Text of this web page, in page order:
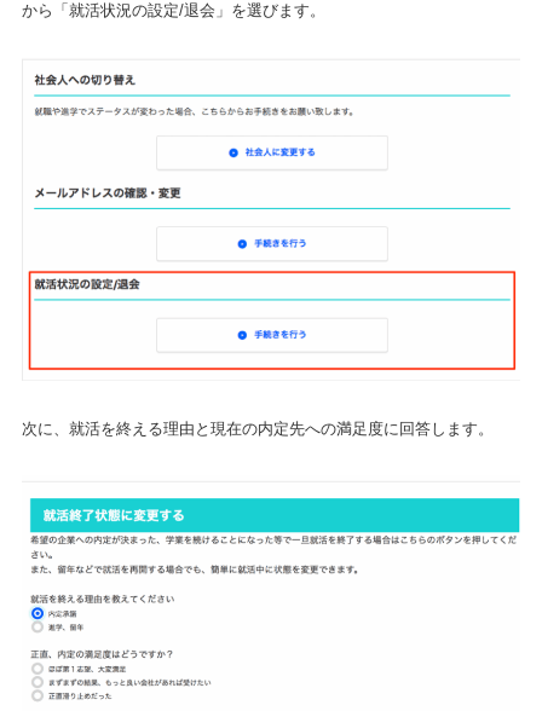
から「就活状況の設定/退会」を選びます。
次に、就活を終える理由と現在の内定先への満足度に回答します。